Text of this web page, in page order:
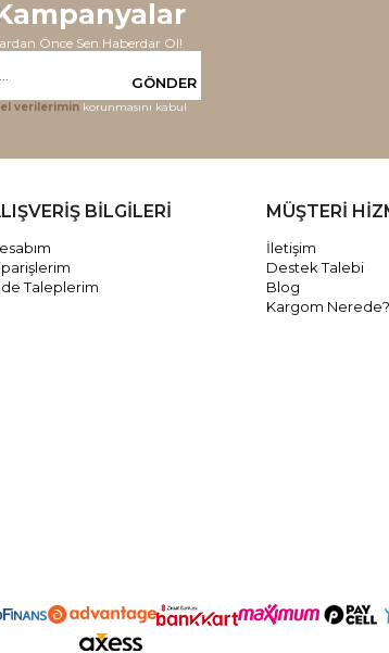
Önce Sen Haberdar Ol!
GÖNDER
verileriminkorunmasını kabul
BİLGİLERİ
Taleplerim
MÜŞTERİ
İletişim
Destek Talebi
Blog
Kargom Nerede?